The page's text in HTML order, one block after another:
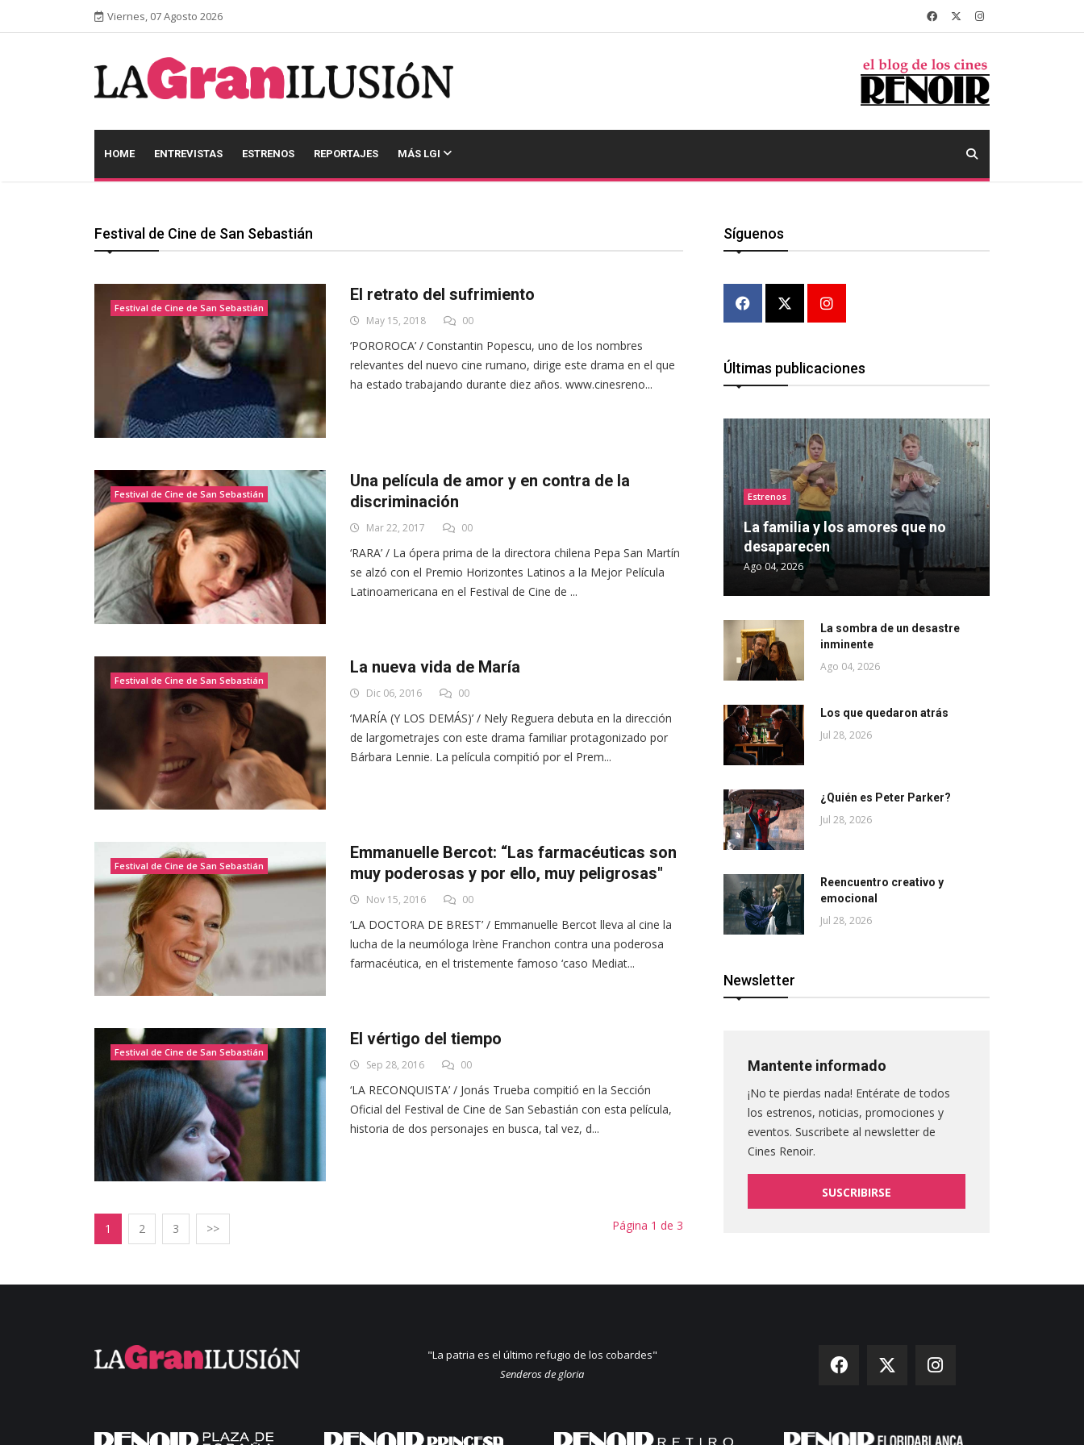
Viernes, 07 Agosto 2026
HOME ENTREVISTAS ESTRENOS REPORTAJES MÁS LGI
Festival de Cine de San Sebastián
Festival de Cine de San Sebastián
El retrato del sufrimiento
May 15, 2018 00
‘POROROCA’ / Constantin Popescu, uno de los nombres
relevantes del nuevo cine rumano, dirige este drama en el que
ha estado trabajando durante diez años. www.cinesreno...
Festival de Cine de San Sebastián
Una película de amor y en contra de la
discriminación
Mar 22, 2017 00
‘RARA’ / La ópera prima de la directora chilena Pepa San Martín
se alzó con el Premio Horizontes Latinos a la Mejor Película
Latinoamericana en el Festival de Cine de ...
Festival de Cine de San Sebastián
La nueva vida de María
Dic 06, 2016 00
‘MARÍA (Y LOS DEMÁS)’ / Nely Reguera debuta en la dirección
de largometrajes con este drama familiar protagonizado por
Bárbara Lennie. La película compitió por el Prem...
Festival de Cine de San Sebastián
Emmanuelle Bercot: “Las farmacéuticas son
muy poderosas y por ello, muy peligrosas"
Nov 15, 2016 00
‘LA DOCTORA DE BREST’ / Emmanuelle Bercot lleva al cine la
lucha de la neumóloga Irène Franchon contra una poderosa
farmacéutica, en el tristemente famoso ‘caso Mediat...
Festival de Cine de San Sebastián
El vértigo del tiempo
Sep 28, 2016 00
‘LA RECONQUISTA’ / Jonás Trueba compitió en la Sección
Oficial del Festival de Cine de San Sebastián con esta película,
historia de dos personajes en busca, tal vez, d...
1 2 3 >> Página 1 de 3
Síguenos
Últimas publicaciones
Estrenos
La familia y los amores que no
desaparecen
Ago 04, 2026
La sombra de un desastre
inminente
Ago 04, 2026
Los que quedaron atrás
Jul 28, 2026
¿Quién es Peter Parker?
Jul 28, 2026
Reencuentro creativo y
emocional
Jul 28, 2026
Newsletter
Mantente informado
¡No te pierdas nada! Entérate de todos
los estrenos, noticias, promociones y
eventos. Suscribete al newsletter de
Cines Renoir.
SUSCRIBIRSE
"La patria es el último refugio de los cobardes"
Senderos de gloria